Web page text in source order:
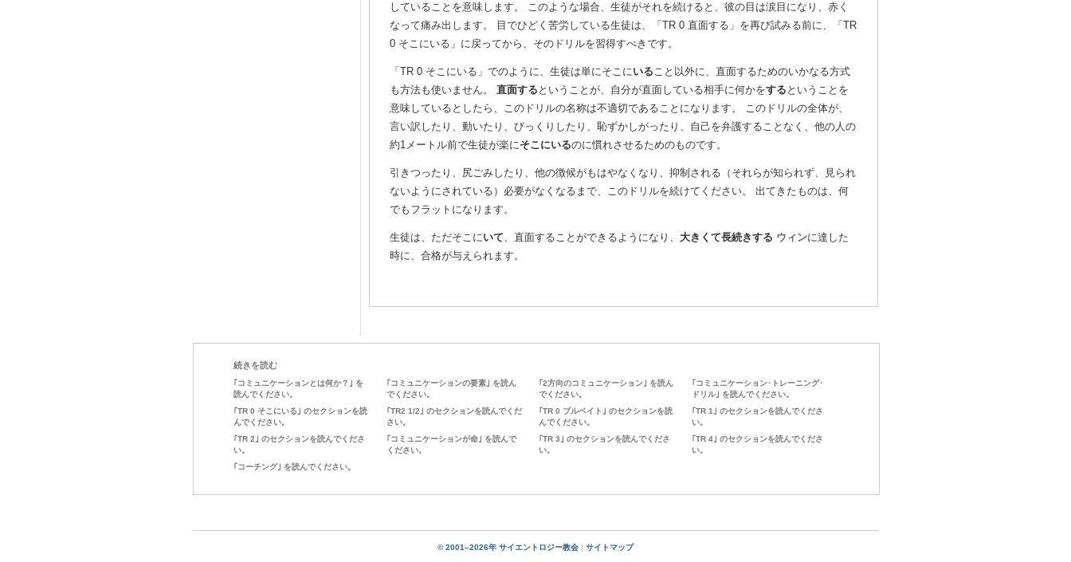
していることを意味します。 このような場合、生徒がそれを続けると、彼の目は涙目になり、赤く
なって痛み出します。 目でひどく苦労している生徒は、「TR 0 直面する」を再び試みる前に、「TR
0 そこにいる」に戻ってから、そのドリルを習得すべきです。
「TR 0 そこにいる」でのように、生徒は単にそこにいること以外に、直面するためのいかなる方式
も方法も使いません。
直面する ということが、自分が直面している相手に何かをする ということを
意味しているとしたら、このドリルの名称は不適切であることになります。 このドリルの全体が、
言い訳したり、動いたり、びっくりしたり、恥ずかしがったり、自己を弁護することなく、他の人の
約1メートル前で生徒が楽にそこにいるのに慣れさせるためのものです。
引きつったり、尻ごみしたり、他の徴候がもはやなくなり、抑制される（それらが知られず、見られ
ないようにされている）必要がなくなるまで、このドリルを続けてください。 出てきたものは、何
でもフラットになります。
生徒は、ただそこに いて 、直面することができるようになり、 大きくて長続きする ウィンに達した
時に、合格が与えられます。
続きを読む
｢コミュニケーションとは何か？｣ を
読んでください。
｢TR 0 そこにいる｣ のセクションを読
んでください。
｢TR 2｣ のセクションを読んでくださ
い。
｢コーチング｣ を読んでください。
｢コミュニケーションの要素｣ を読ん
でください。
｢TR2 1/2｣ のセクションを読んでくだ
さい。
｢コミュニケーションが命｣ を読んで
ください。
｢2方向のコミュニケーション｣ を読ん
でください。
｢TR 0 ブルベイト｣ のセクションを読
んでください。
｢TR 3｣ のセクションを読んでくださ
い。
｢コミュニケーション･トレーニング･
ドリル｣ を読んでください。
｢TR 1｣ のセクションを読んでくださ
い。
｢TR 4｣ のセクションを読んでくださ
い。
© 2001–2026年 サイエントロジー教会 | サイトマップ